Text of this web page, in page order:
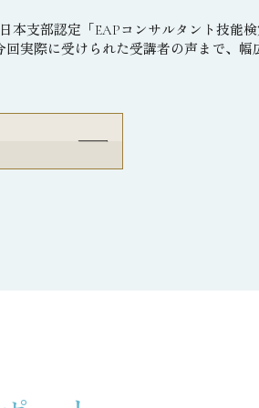
本支部認定「EAPコンサルタント技能
実際に受けられた受講者の声まで、幅